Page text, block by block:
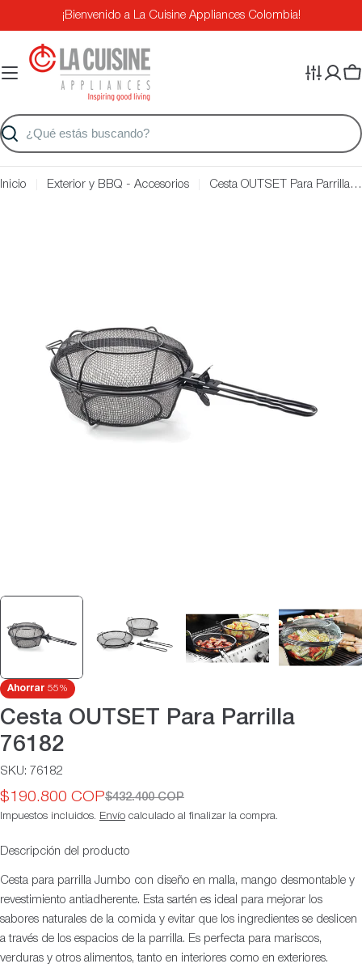
al
contenido
¡Bienvenido a La Cuisine Appliances Colombia!
Buscar
Inicio Exterior y BBQ - Accesorios Cesta OUTSET Para Parrilla 76182
medios 0 en modal
Ahorrar 55%
Cesta OUTSET Para Parrilla
76182
SKU: 76182
Precio
de
$190.800 COP
Precio
habitual
$432.400 COP
Impuestos incluidos. Envío calculado al finalizar la compra.
Descripción del producto
Cesta para parrilla Jumbo con diseño en malla, mango desmontable y
revestimiento antiadherente. Esta sartén es ideal para mejorar los
sabores naturales de la comida y evitar que los ingredientes se deslicen
a través de los espacios de la parrilla. Es perfecta para mariscos,
verduras y otros alimentos, tanto en interiores como en exteriores.